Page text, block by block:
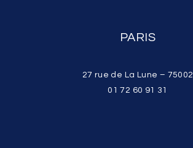
PARIS
27 rue de La Lune – 75002
01 72 60 91 31